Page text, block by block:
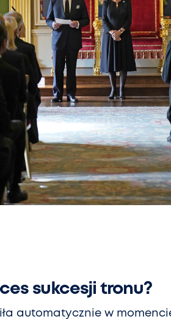
sukcesji tronu?
automatycznie w